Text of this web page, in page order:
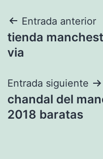
Navegación
de
Entrada anterior
tienda
via
Entrada siguiente
chandal del
2018 baratas